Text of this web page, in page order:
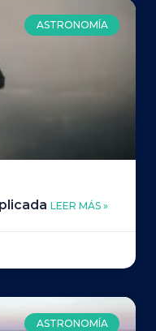
ASTRONOMÍA
LEER MÁS »
ASTRONOMÍA